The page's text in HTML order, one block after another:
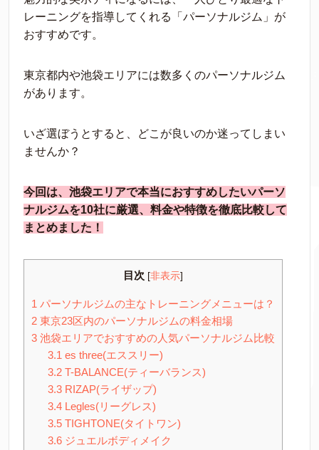
レーニングを指導してくれる「パーソナルジム」が
おすすめです。
東京都内や池袋エリアには数多くのパーソナルジム
があります。
いざ選ぼうとすると、どこが良いのか迷ってしまい
ませんか？
今回は、池袋エリアで本当におすすめしたいパーソ
ナルジムを10社に厳選、料金や特徴を徹底比較して
まとめました！
目次 [非表示]
1 パーソナルジムの主なトレーニングメニューは？
2 東京23区内のパーソナルジムの料金相場
3 池袋エリアでおすすめの人気パーソナルジム比較
3.1 es three(エススリー)
3.2T-BALANCE(ティーバランス)
3.3RIZAP(ライザップ)
3.4Legles(リーグレス)
3.5TIGHTONE(タイトワン)
3.6ジュエルボディメイク